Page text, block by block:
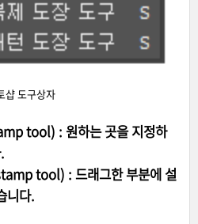
샵 도구상자
tool) : 원하는 곳을 지정하
tool) : 드래그한 부분에 설
니다.